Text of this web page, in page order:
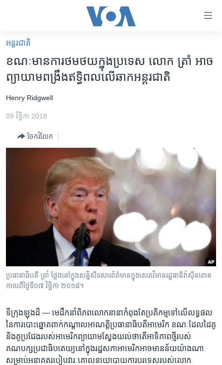
គេហទំព័រ​
ទាក់ទង
និង​
ទំព័រ​
សម្ព័ន្ធ​
ទៅ​
ទំព័រ​
ស្វែង​
ហេឡូវីអូអេ
កម្ពុជាច្នៃប្រតិដ្ឋ
ព្រឹត្តិការណ៍ព័ត៌មាន
ទូរទស្សន៍ / វីដេអូ​
វិទ្យុ / ផតខាសថ៍
កម្មវិធីទាំងអស់
Khmer English
បណ្តាញ​សង្គម
ភាសា
អន្តរជាតិ
ខណៈ​មាន​ការ​ថមថយ​ក្នុង​ប្រទេស លោក ត្រាំ អាច​
ព្យាយាម​ពង្រឹង​ឥទ្ធិពល​លើ​ឆាក​អន្តរជាតិ
Henry Ridgwell
09 វិច្ឆិកា 2018
ចែករំលែក
ប្រធានាធិបតី​ ត្រាំ ថ្លែង​នៅ​ក្នុង​សន្និសីទ​សារព័ត៌មាន​ក្នុង​សេតវិមាន​រដ្ឋ​ធានី​វ៉ាស៊ីនតោន
កាលពី​ថ្ងៃទី​០៧ វិច្ឆិកា ២០១៨។
ទីក្រុងឡុងដ៏ — មេដឹកនាំ​ពិភពលោក​នានា​កំពុងតែ​ប្រតិកម្ម​ទៅ​លើ​លទ្ធផល​
នៃ​ការ​បោះឆ្នោត​ពាក់កណ្តាល​អាណត្តិ​ប្រធានាធិបតី​អាមេរិក ខណៈ​ដែល​ដៃគូ​
និង​គូប្រជែង​របស់​អាមេរិក​ព្យាយាម​ស្វែង​យល់​ថា​តើ​អាទិភាព​ថ្មី​របស់​
គណបក្ស​ប្រជាធិបតេយ្យ​នៅ​ក្នុង​រដ្ឋសភា​អាមេរិក​អាច​មាន​ន័យ​យ៉ាង​ណា​
សម្រាប់​អនាគត​របៀបវារៈ​គោលនយោបាយ​ការបរទេស​របស់​លោក​